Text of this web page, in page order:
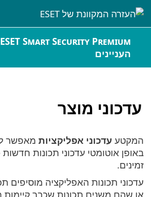
העניינים
עדכוני מוצר
המקטע עדכוני אפליקציות מאפשר
באופן אוטומטי עדכוני תכונות
זמינים.
עדכוני תכונות האפליקציה מוסיפים
או שהם משנים תכונות שכבר קיימות